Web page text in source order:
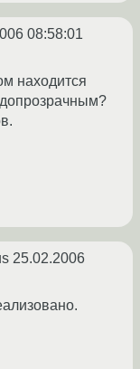
08:58:01
находится
25.02.2006